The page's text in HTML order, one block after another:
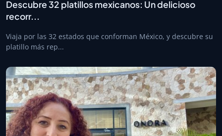
Descubre 32 platillos mexicanos: Un delicioso
recorr...
Viaja por las 32 estados que conforman México, y descubre su
platillo más rep...